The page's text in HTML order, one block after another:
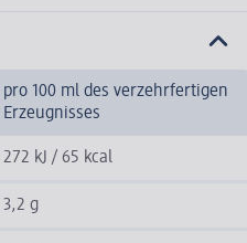
pro 100 ml des verzehrfertigen
Erzeugnisses
272 kJ / 65 kcal
3,2 g